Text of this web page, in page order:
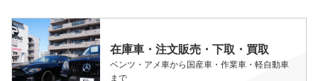
在庫車・注文販売・下取・買取
ベンツ・アメ車から国産車・作業車・軽自動車
まで